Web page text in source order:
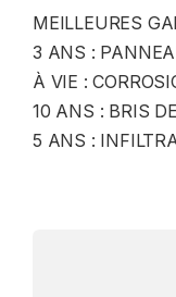
MEILLEURES
3 ANS :
À VIE :
10 ANS : BRIS
5 ANS :